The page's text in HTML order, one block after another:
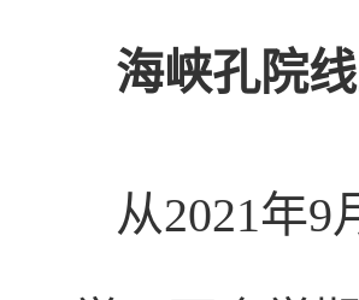
海峡孔院
从2021年